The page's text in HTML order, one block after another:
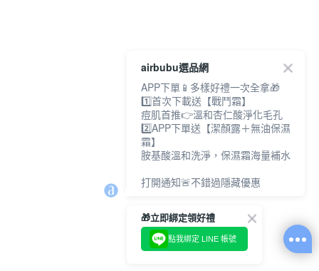
airbubu選品網
APP下單📱多樣好禮一次全拿🎁
1️⃣首次下載送【戰鬥霜】
痘肌首推👉溫和杏仁酸淨化毛孔
2️⃣APP下單送【潔顏露＋無油保濕
霜】
胺基酸溫和洗淨，保濕霜海量補水
打開通知🚨不錯過隱藏優惠
🎁立即綁定領好禮
點我綁定 LINE 帳號